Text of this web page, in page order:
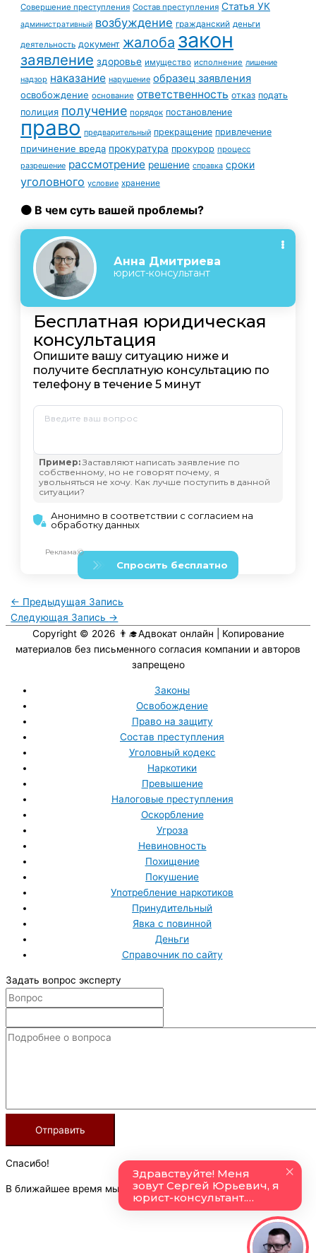
Совершение преступления Состав преступления Статья УК
административный возбуждение гражданский деньги
деятельность документ жалоба закон
заявление здоровье имущество исполнение лишение
надзор наказание нарушение образец заявления
освобождение основание ответственность отказ подать
полиция получение порядок постановление
право предварительный прекращение привлечение
причинение вреда прокуратура прокурор процесс
разрешение рассмотрение решение справка сроки
уголовного условие хранение
🟠 В чем суть вашей проблемы?
← Предыдущая Запись
Следующая Запись →
Copyright © 2026 👨‍🎓Адвокат онлайн | Копирование
материалов без письменного согласия компании и авторов
запрещено
Законы
Освобождение
Право на защиту
Состав преступления
Уголовный кодекс
Наркотики
Превышение
Налоговые преступления
Оскорбление
Угроза
Невиновность
Похищение
Покушение
Употребление наркотиков
Принудительный
Явка с повинной
Деньги
Справочник по сайту
Задать вопрос эксперту
Спасибо!
В ближайшее время мы опубликуем информацию.